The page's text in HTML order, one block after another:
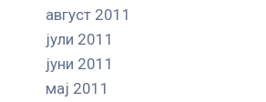
август 2011
јули 2011
јуни 2011
мај 2011